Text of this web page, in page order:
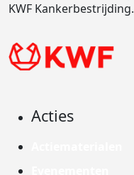
KWF Kankerbestrijding.
Acties